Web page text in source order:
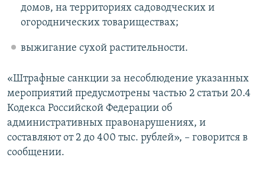
домов, на территориях садоводческих и
огороднических товариществах;
выжигание сухой растительности.
«Штрафные санкции за несоблюдение указанных
мероприятий предусмотрены частью 2 статьи 20.4
Кодекса Российской Федерации об
административных правонарушениях, и
составляют от 2 до 400 тыс. рублей», – говорится в
сообщении.